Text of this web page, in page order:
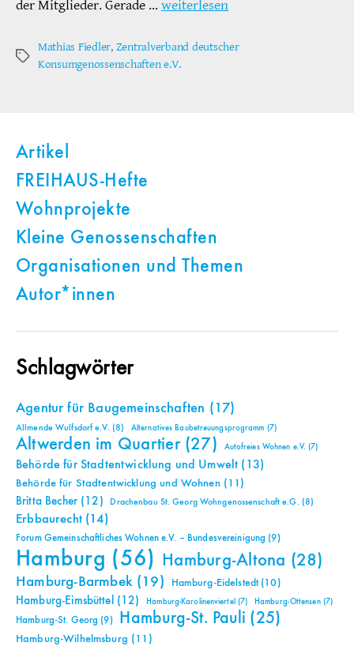
der Mitglieder. Gerade … weiterlesen
Schlagwörter
Mathias Fiedler, Zentralverband deutscher
Konsumgenossenschaften e.V.
Artikel
FREIHAUS-Hefte
Wohnprojekte
Kleine Genossenschaften
Organisationen und Themen
Autor*innen
Schlagwörter
Agentur für Baugemeinschaften (17)
Allmende Wulfsdorf e.V. (8) Alternatives Baubetreuungsprogramm (7)
Altwerden im Quartier(27) Autofreies Wohnen e.V. (7)
Behörde für Stadtentwicklung und Umwelt (13)
Behörde für Stadtentwicklung und Wohnen(11)
Britta Becher(12) Drachenbau St. Georg Wohngenossenschaft e.G. (8)
Erbbaurecht(14)
Forum Gemeinschaftliches Wohnen e.V. – Bundesvereinigung (9)
Hamburg (56) Hamburg-Altona (28)
Hamburg-Barmbek(19) Hamburg-Eidelstedt(10)
Hamburg-Eimsbüttel (12) Hamburg-Karolinenviertel (7) Hamburg-Ottensen(7)
Hamburg-St. Georg (9) Hamburg-St. Pauli (25)
Hamburg-Wilhelmsburg (11)